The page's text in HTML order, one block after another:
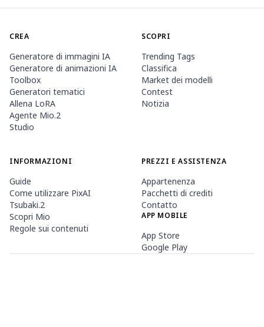
CREA
Generatore di immagini IA
Generatore di animazioni IA
Toolbox
Generatori tematici
Allena LoRA
Agente Mio.2
Studio
SCOPRI
Trending Tags
Classifica
Market dei modelli
Contest
Notizia
INFORMAZIONI
Guide
Come utilizzare PixAI
Tsubaki.2
Scopri Mio
Regole sui contenuti
PREZZI E ASSISTENZA
Appartenenza
Pacchetti di crediti
Contatto
APP MOBILE
App Store
Google Play